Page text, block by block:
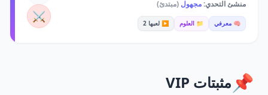
منشئ التحدي:مجهول (مبتدئ)
🧠 معرفي 📁 العلوم ▶️ لعبها 2 ⚔️
📌 مثبتات VIP